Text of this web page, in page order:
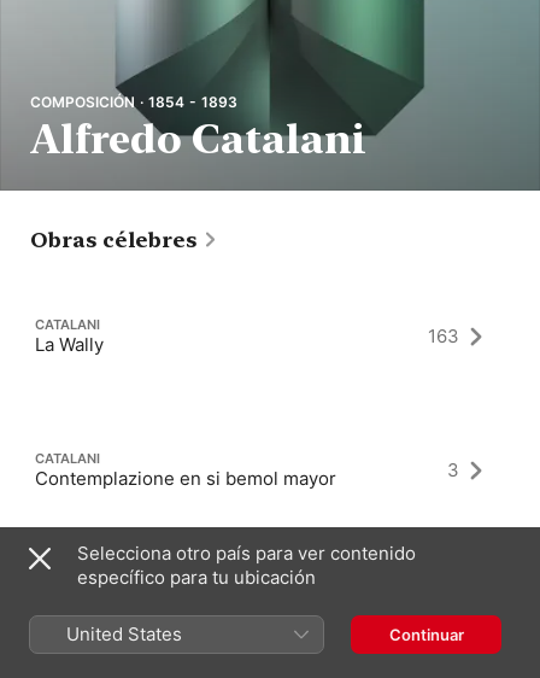
COMPOSICIÓN · 1854 - 1893
Alfredo Catalani
Obras célebres
CATALANI
La Wally 163
CATALANI
Contemplazione en si bemol mayor 3
CATALANI
Ero e Leandro
Selecciona otro país para ver contenido
específico para tu ubicación
United States Continuar